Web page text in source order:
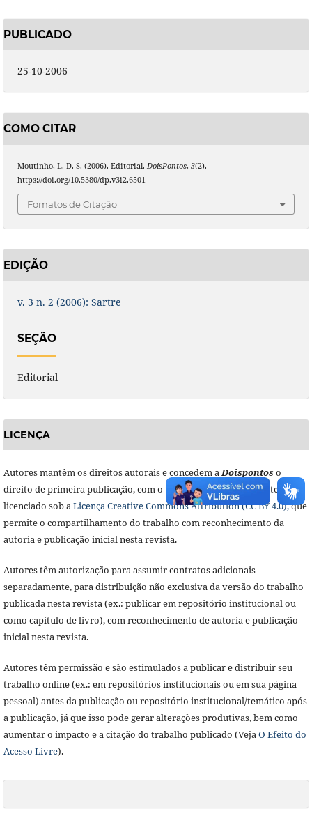
PUBLICADO
25-10-2006
COMO CITAR
Moutinho, L. D. S. (2006). Editorial. DoisPontos, 3(2).
https://doi.org/10.5380/dp.v3i2.6501
Fomatos de Citação
EDIÇÃO
v. 3 n. 2 (2006): Sartre
SEÇÃO
Editorial
LICENÇA
Autores mantêm os direitos autorais e concedem aDoispontoso
direito de primeira publicação, com o trabalho simultaneamente
licenciado sob aLicença Creative Commons Attribution (CC BY 4.0),que
permite o compartilhamento do trabalho com reconhecimento da
autoria e publicação inicial nesta revista.
Autores têm autorização para assumir contratos adicionais
separadamente, para distribuição não exclusiva da versão do trabalho
publicada nesta revista (ex.: publicar em repositório institucional ou
como capítulo de livro), com reconhecimento de autoria e publicação
inicial nesta revista.
Autores têm permissão e são estimulados a publicar e distribuir seu
trabalho online (ex.: em repositórios institucionais ou em sua página
pessoal) antes da publicação ou repositório institucional/temático após
a publicação, já que isso pode gerar alterações produtivas, bem como
aumentar o impacto e a citação do trabalho publicado (VejaO Efeito do
Acesso Livre).